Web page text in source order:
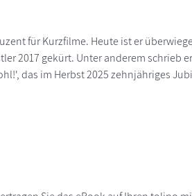
für Kurzfilme. Heute ist er
2017 gekürt. Unter anderem schrieb
das im Herbst 2025 zehnjähriges